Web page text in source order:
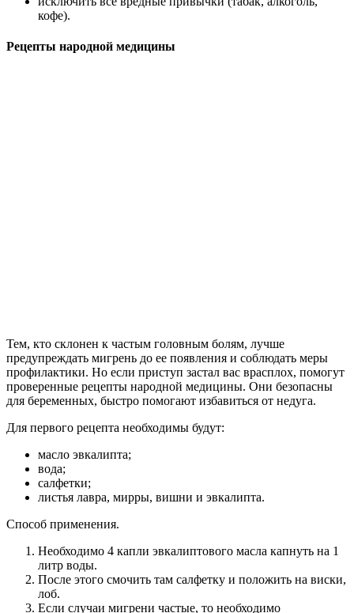
кофе).
Рецепты народной медицины
Тем, кто склонен к частым головным болям, лучше
предупреждать мигрень до ее появления и соблюдать меры
профилактики. Но если приступ застал вас врасплох, помогут
проверенные рецепты народной медицины. Они безопасны
для беременных, быстро помогают избавиться от недуга.
Для первого рецепта необходимы будут:
масло эвкалипта;
вода;
салфетки;
листья лавра, мирры, вишни и эвкалипта.
Способ применения.
Необходимо 4 капли эвкалиптового масла капнуть на 1
литр воды.
После этого смочить там салфетку и положить на виски,
лоб.
Если случаи мигрени частые, то необходимо